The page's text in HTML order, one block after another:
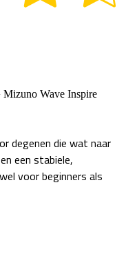
Mizuno Wave Inspire
degenen die wat naar
een stabiele,
voor beginners als